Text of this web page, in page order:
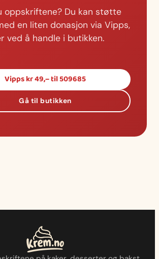
oppskriftene? Du kan støtte
en liten donasjon via Vipps,
ved å handle i butikken.
Vipps kr 49,– til 509685
Gå til butikken